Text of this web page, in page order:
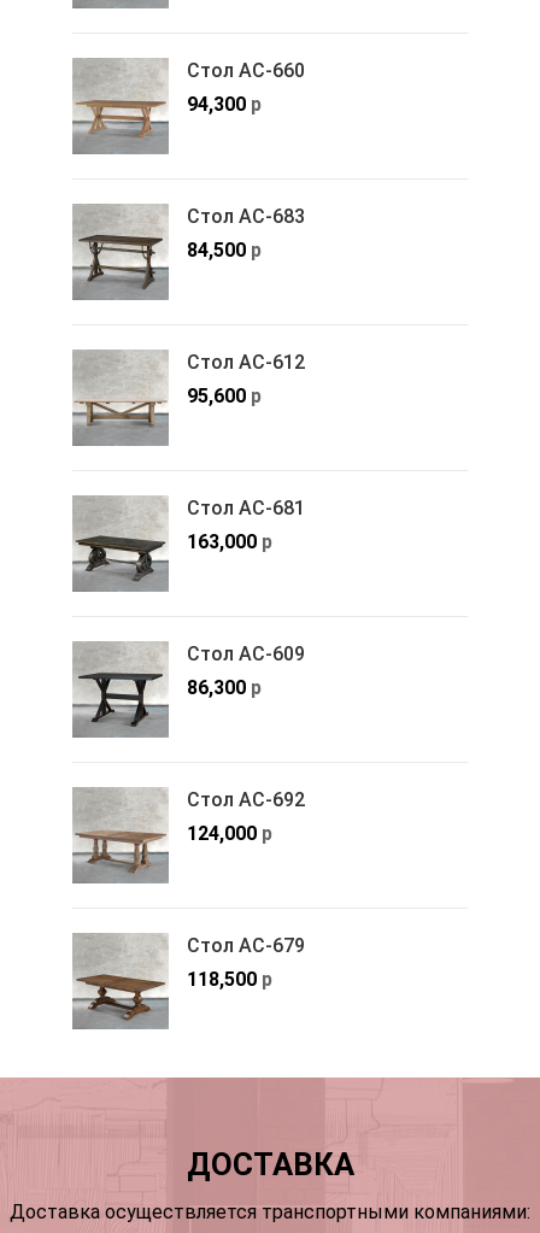
Стол АС-660
94,300 р
Стол АС-683
84,500 р
Стол АС-612
95,600 р
Стол АС-681
163,000 р
Стол АС-609
86,300 р
Стол АС-692
124,000 р
Стол АС-679
118,500 р
ДОСТАВКА
Доставка осуществляется транспортными компаниями: